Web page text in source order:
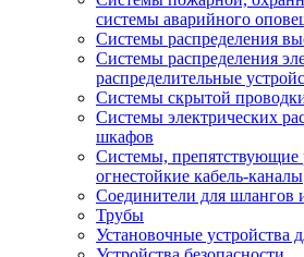
системы аварийного
Системы распределения
Системы распределения
распределительные
Системы скрытой
Системы электрических
шкафов
Системы, препятствующие
огнестойкие кабель-каналы
Соединители для шлангов
Трубы
Установочные устройства